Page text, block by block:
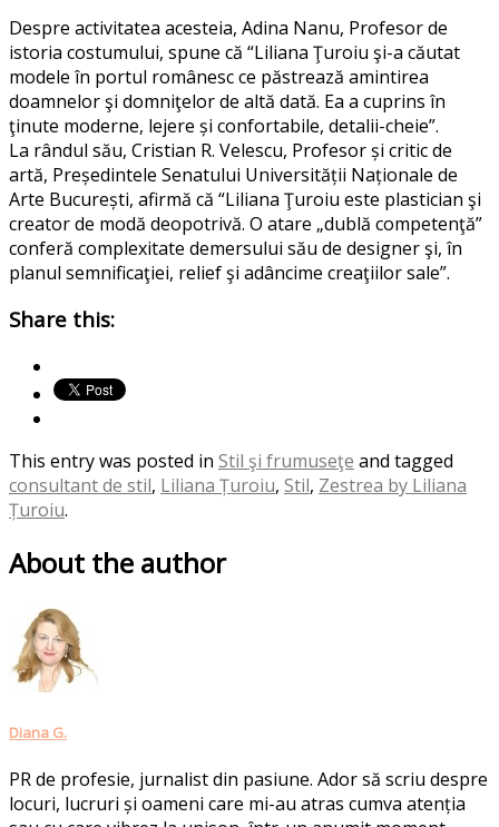
Despre activitatea acesteia, Adina Nanu, Profesor de
istoria costumului, spune că “Liliana Ţuroiu şi-a căutat
modele în portul românesc ce păstrează amintirea
doamnelor şi domniţelor de altă dată. Ea a cuprins în
ţinute moderne, lejere și confortabile, detalii-cheie”.
La rândul său, Cristian R. Velescu, Profesor și critic de
artă, Președintele Senatului Universității Naționale de
Arte București, afirmă că “Liliana Ţuroiu este plastician şi
creator de modă deopotrivă. O atare „dublă competenţă”
conferă complexitate demersului său de designer şi, în
planul semnificaţiei, relief şi adâncime creaţiilor sale”.
Share this:
This entry was posted in Stil şi frumuseţe and tagged
consultant de stil, Liliana Țuroiu, Stil, Zestrea by Liliana
Țuroiu.
About the author
Diana G.
PR de profesie, jurnalist din pasiune. Ador să scriu despre
locuri, lucruri și oameni care mi-au atras cumva atenția